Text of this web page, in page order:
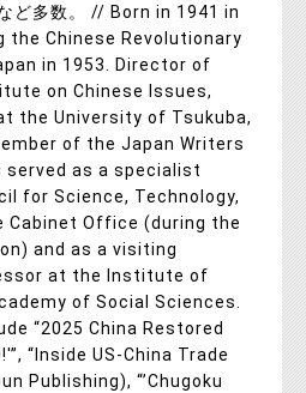
ど多数。 // Born in 1941 in
the Chinese Revolutionary
in 1953. Director of
on Chinese Issues,
the University of Tsukuba,
of the Japan Writers
served as a specialist
for Science, Technology,
Cabinet Office (during the
and as a visiting
at the Institute of
of Social Sciences.
“2025 China Restored
“Inside US-China Trade
Publishing), “’Chugoku